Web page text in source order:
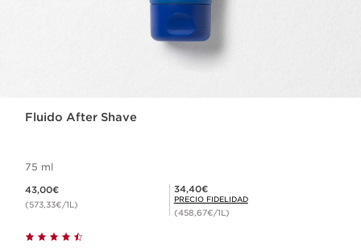
Fluido After Shave
75 ml
43,00€
(573,33€/1L)
Precio Fidelidad 34,40€
34,40€
PRECIO FIDELIDAD
(458,67€/1L)